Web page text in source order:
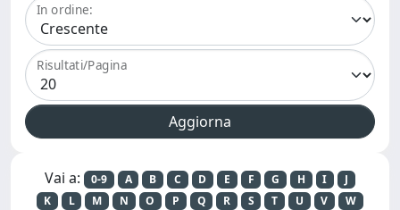
In ordine:
Risultati/Pagina
Vai a: 0-9 A B C D E F G H I
J
K
L M N O P Q R S T U V
W